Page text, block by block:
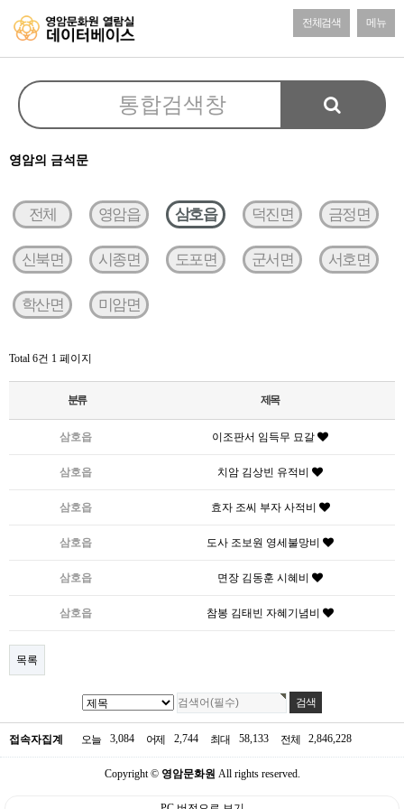
전체검색 메뉴
영암의 금석문
전체 영암읍 삼호읍 덕진면 금정면
신북면 시종면 도포면 군서면 서호면
학산면 미암면
Total 6건 1 페이지
분류 제목
삼호읍 이조판서 임득무 묘갈
삼호읍 치암 김상빈 유적비
삼호읍 효자 조씨 부자 사적비
삼호읍 도사 조보원 영세불망비
삼호읍 면장 김동훈 시혜비
삼호읍 참봉 김태빈 자혜기념비
목록
접속자집계 오늘 3,084 어제 2,744 최대 58,133 전체 2,846,228
Copyright © 영암문화원 All rights reserved.